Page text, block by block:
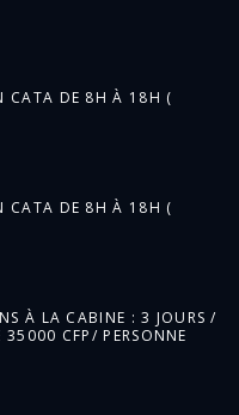
CATA DE 8H À 18H (
CATA DE 8H À 18H (
À LA CABINE : 3 JOURS /
CFP/ PERSONNE